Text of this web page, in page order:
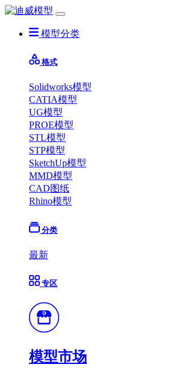
模型分类
格式
Solidworks模型
CATIA模型
UG模型
PROE模型
STL模型
STP模型
SketchUp模型
MMD模型
CAD图纸
Rhino模型
分类
最新
专区
模型市场